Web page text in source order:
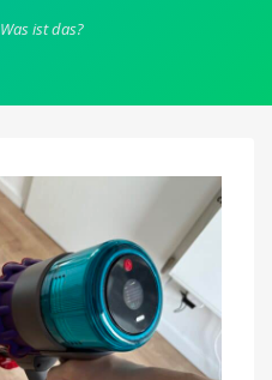
Gen5detect:
Neuester
mit
Rabatt
Was ist das?